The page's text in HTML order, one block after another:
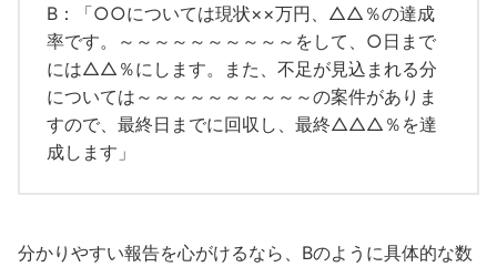
B：「○○については現状××万円、△△％の達成
率です。～～～～～～～～～～をして、○日まで
には△△％にします。また、不足が見込まれる分
については～～～～～～～～～～の案件がありま
すので、最終日までに回収し、最終△△△％を達
成します」
分かりやすい報告を心がけるなら、Bのように具体的な数